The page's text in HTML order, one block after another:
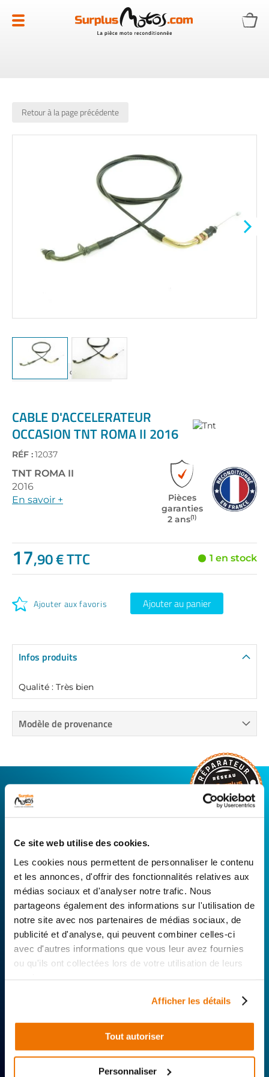
Ce site web utilise des cookies.
Les cookies nous permettent de personnaliser le contenu
et les annonces, d'offrir des fonctionnalités relatives aux
médias sociaux et d'analyser notre trafic. Nous
partageons également des informations sur l'utilisation de
notre site avec nos partenaires de médias sociaux, de
publicité et d'analyse, qui peuvent combiner celles-ci
avec d'autres informations que vous leur avez fournies
ou qu'ils ont collectées lors de votre utilisation de leurs
Afficher les détails
Tout autoriser
Personnaliser
au
contenu
Retour à la page précédente
the
beginning
of
the
images
gallery
CABLE D'ACCELERATEUR
OCCASION TNT ROMA II 2016
RÉF :12037
TNT ROMA II
2016
En savoir +
Pièces
garanties
2 ans(1)
17,90 € TTC 1 en stock
Ajouter aux favoris Ajouter au panier
Infos produits
Qualité : Très bien
Modèle de provenance
CONNECTEZ-VOUS AVEC VOTRE
RÉPARATEUR FAVORI
Avec Surplus Motos, bénéficiez de l’expertise
Distributeurs. De l’achat depièces scooters
d’occasion garanties à la révision complète de
votre 2 roues, trouvez le garage le plus proche de
chez vous.
Rechercher par...
Expertise
Réactivité
Livraison 24h